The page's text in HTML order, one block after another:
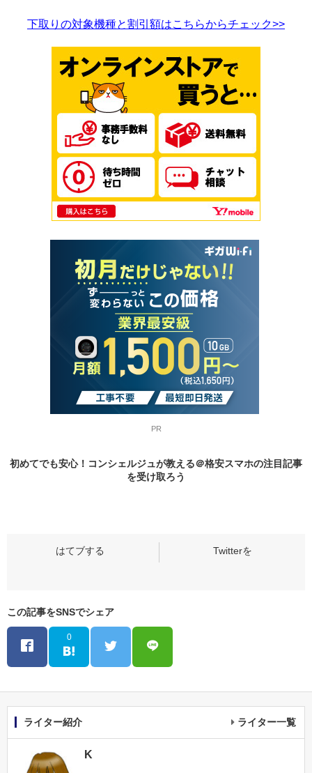
下取りの対象機種と割引額はこちらからチェック>>
PR
初めてでも安心！コンシェルジュが教える＠格安スマホの注目記事
を受け取ろう
この記事をSNSでシェア
0
ライター紹介 ライター一覧
K